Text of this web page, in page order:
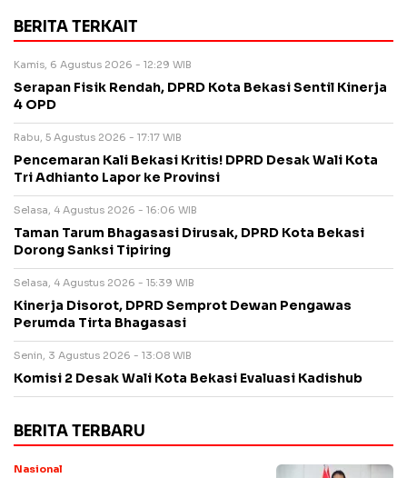
BERITA TERKAIT
Kamis, 6 Agustus 2026 - 12:29 WIB
Serapan Fisik Rendah, DPRD Kota Bekasi Sentil Kinerja
4 OPD
Rabu, 5 Agustus 2026 - 17:17 WIB
Pencemaran Kali Bekasi Kritis! DPRD Desak Wali Kota
Tri Adhianto Lapor ke Provinsi
Selasa, 4 Agustus 2026 - 16:06 WIB
Taman Tarum Bhagasasi Dirusak, DPRD Kota Bekasi
Dorong Sanksi Tipiring
Selasa, 4 Agustus 2026 - 15:39 WIB
Kinerja Disorot, DPRD Semprot Dewan Pengawas
Perumda Tirta Bhagasasi
Senin, 3 Agustus 2026 - 13:08 WIB
Komisi 2 Desak Wali Kota Bekasi Evaluasi Kadishub
BERITA TERBARU
Nasional